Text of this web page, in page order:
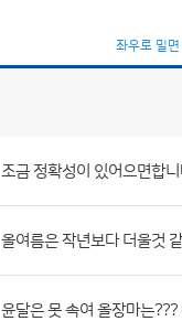
좌우로 밀면
조금 정확성이 있어으면합
올여름은 작년보다 더울것
윤달은 못 속여 올장마는???